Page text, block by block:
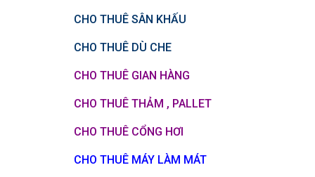
CHO THUÊ SÂN KHẤU
CHO THUÊ DÙ CHE
CHO THUÊ GIAN HÀNG
CHO THUÊ THẢM , PALLET
CHO THUÊ CỔNG HƠI
CHO THUÊ MÁY LÀM MÁT